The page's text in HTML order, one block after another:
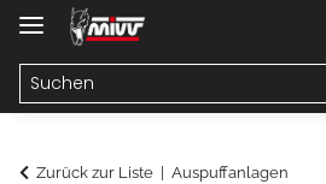
Zurück zur Liste Auspuffanlagen